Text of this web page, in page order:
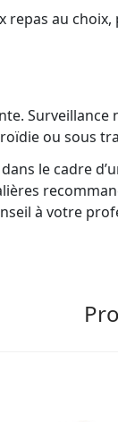
repas au
ou sous
le cadre
à votre